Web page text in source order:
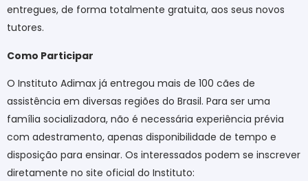
entregues, de forma totalmente gratuita, aos seus novos
tutores.
Como Participar
O Instituto Adimax já entregou mais de 100 cães de
assistência em diversas regiões do Brasil. Para ser uma
família socializadora, não é necessária experiência prévia
com adestramento, apenas disponibilidade de tempo e
disposição para ensinar. Os interessados podem se inscrever
diretamente no site oficial do Instituto: